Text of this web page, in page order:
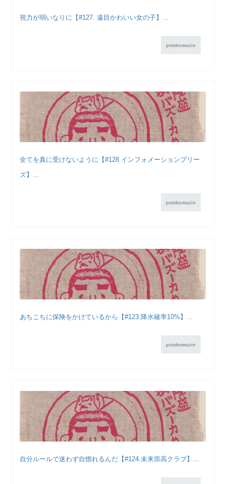
視力が弱いなりに【#127. 遠目かわいい女の子】...
potekomuzin
全てを真に受けないように【#128.インフォメーションプリー
ズ】...
potekomuzin
あちこちに保険をかけているから【#123.降水確率10%】...
potekomuzin
自分ルールで迷わず自惚れるんだ【#124.未来崇高クラブ】...